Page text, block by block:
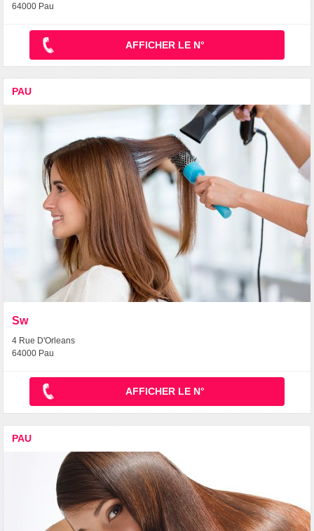
64000 Pau
AFFICHER LE N°
PAU
Sw
4 Rue D'Orleans
64000 Pau
AFFICHER LE N°
PAU